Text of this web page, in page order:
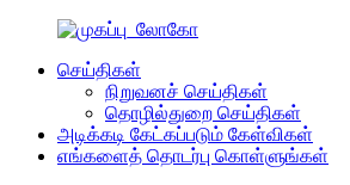
செய்திகள்
நிறுவனச் செய்திகள்
தொழில்துறை செய்திகள்
அடிக்கடி கேட்கப்படும் கேள்விகள்
எங்களைத் தொடர்பு கொள்ளுங்கள்